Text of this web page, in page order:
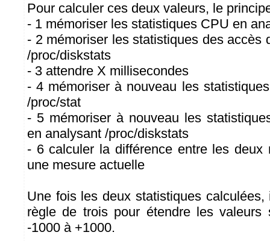
Pour calculer ces deux valeurs, le
- 1 mémoriser les statistiques CPU en
- 2 mémoriser les statistiques des accès
/proc/diskstats
- 3 attendre X millisecondes
- 4 mémoriser à nouveau les
/proc/stat
- 5 mémoriser à nouveau les
en analysant /proc/diskstats
- 6 calculer la différence entre les deux
une mesure actuelle
Une fois les deux statistiques
règle de trois pour étendre les valeurs
-1000 à +1000.